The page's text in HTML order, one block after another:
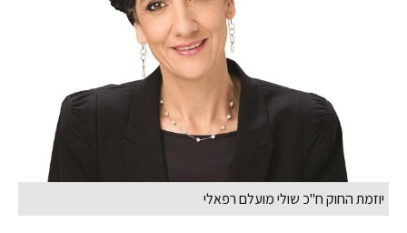
יוזמת החוק ח"כ שולי מועלם רפאלי